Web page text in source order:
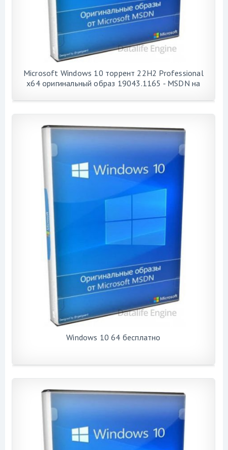
Microsoft Windows 10 торрент 22H2 Professional
x64 оригинальный образ 19043.1165 - MSDN на
Windows 10 64 бесплатно